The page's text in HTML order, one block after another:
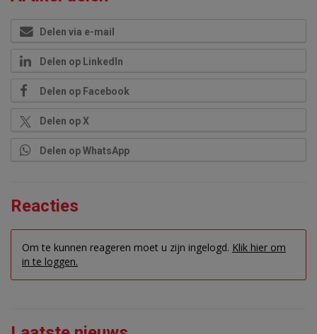
Delen via e-mail
Delen op LinkedIn
Delen op Facebook
Delen op X
Delen op WhatsApp
Reacties
Om te kunnen reageren moet u zijn ingelogd. Klik hier om
in te loggen.